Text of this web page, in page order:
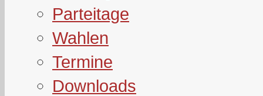
Parteitage
Wahlen
Termine
Downloads